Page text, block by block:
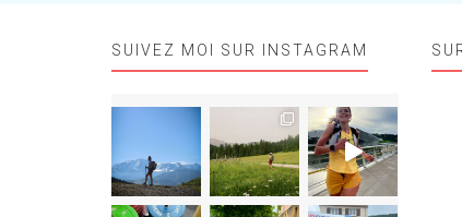
SUIVEZ MOI SUR INSTAGRAM